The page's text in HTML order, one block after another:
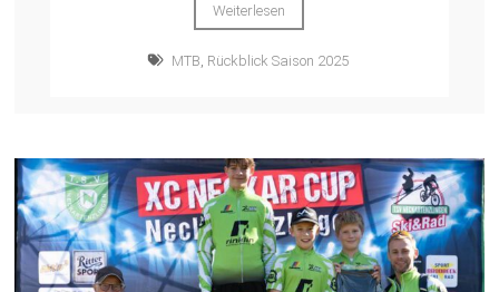
Weiterlesen
MTB Rückblick Saison 2025